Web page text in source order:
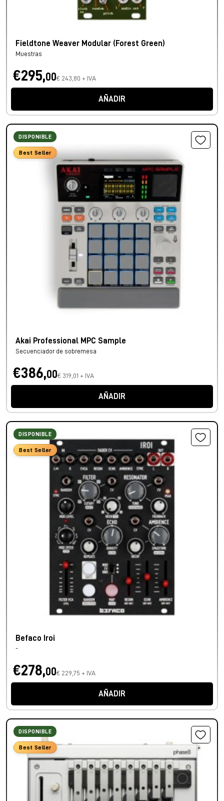
Fieldtone Weaver Modular (Forest Green)
Muestras
€295,00€ 243,80 + IVA
AÑADIR
DISPONIBLE
Best Seller
Akai Professional MPC Sample
Secuenciador de sobremesa
€386,00€ 319,01 + IVA
AÑADIR
DISPONIBLE
Best Seller
Befaco Iroi
-
€278,00€ 229,75 + IVA
AÑADIR
DISPONIBLE
Best Seller